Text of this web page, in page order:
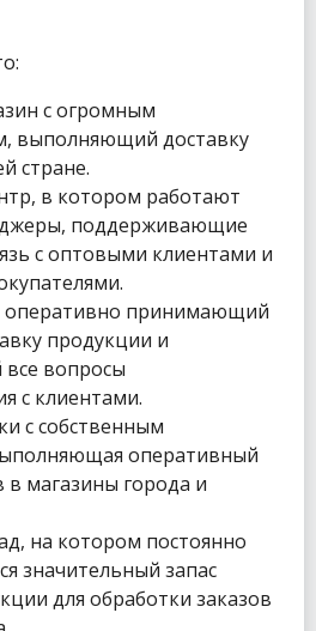
с огромным
выполняющий доставку
стране.
в котором работают
поддерживающие
с оптовыми клиентами и
оперативно принимающий
продукции и
вопросы
с клиентами.
с собственным
оперативный
в магазины города и
на котором постоянно
значительный запас
для обработки заказов